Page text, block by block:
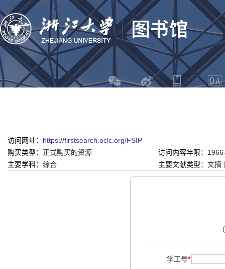
访问网址： https://firstsearch.oclc.org/FSIP
购买类型： 正式购买的资源 访问内容年限：
主要学科： 综合 主要文献类型： 文摘
学工号*